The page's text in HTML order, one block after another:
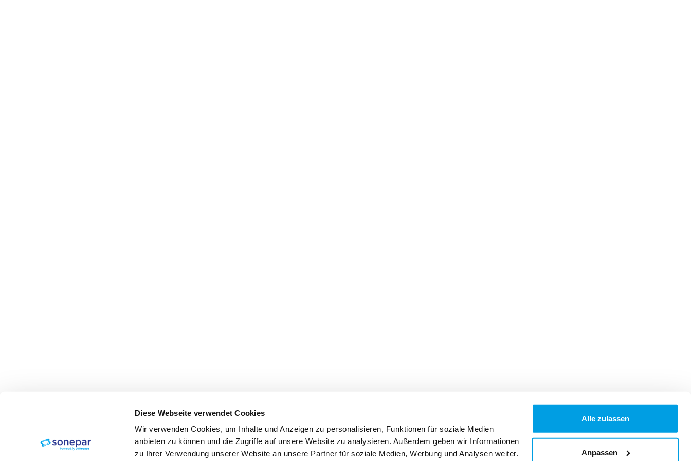
Diese Webseite verwendet Cookies
Wir verwenden Cookies, um Inhalte und Anzeigen zu personalisieren, Funktionen für soziale Medien
anbieten zu können und die Zugriffe auf unsere Website zu analysieren. Außerdem geben wir Informationen
zu Ihrer Verwendung unserer Website an unsere Partner für soziale Medien, Werbung und Analysen weiter.
Alle zulassen
Anpassen